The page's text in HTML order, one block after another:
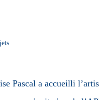
Pascal a accueilli